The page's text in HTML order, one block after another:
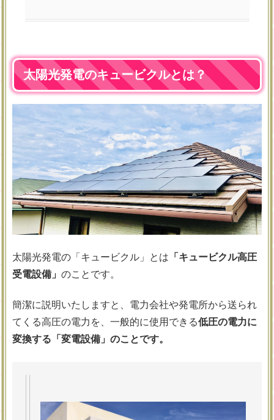
太陽光発電のキュービクルとは？
太陽光発電の「キュービクル」とは 「キュービクル高圧
受電設備」 のことです。
簡潔に説明いたしますと、電力会社や発電所から送られ
てくる高圧の電力を、一般的に使用できる低圧の電力に
変換する「変電設備」のことです。